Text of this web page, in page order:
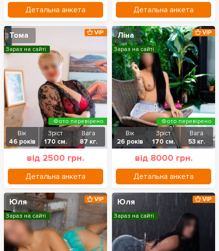
Детальна анкета Детальна анкета
Тома
Вік
46 років
Зріст
170 см.
Вага
87 кг.
від 2500 грн.
Детальна анкета
VIP
Зараз на сайті
Фото перевірено
Ліна
Вік
26 років
Зріст
170 см.
Вага
53 кг.
від 8000 грн.
Детальна анкета
VIP
Зараз на сайті
Фото перевірено
Юля VIP
Зараз на сайті
Юля VIP
Зараз на сайті